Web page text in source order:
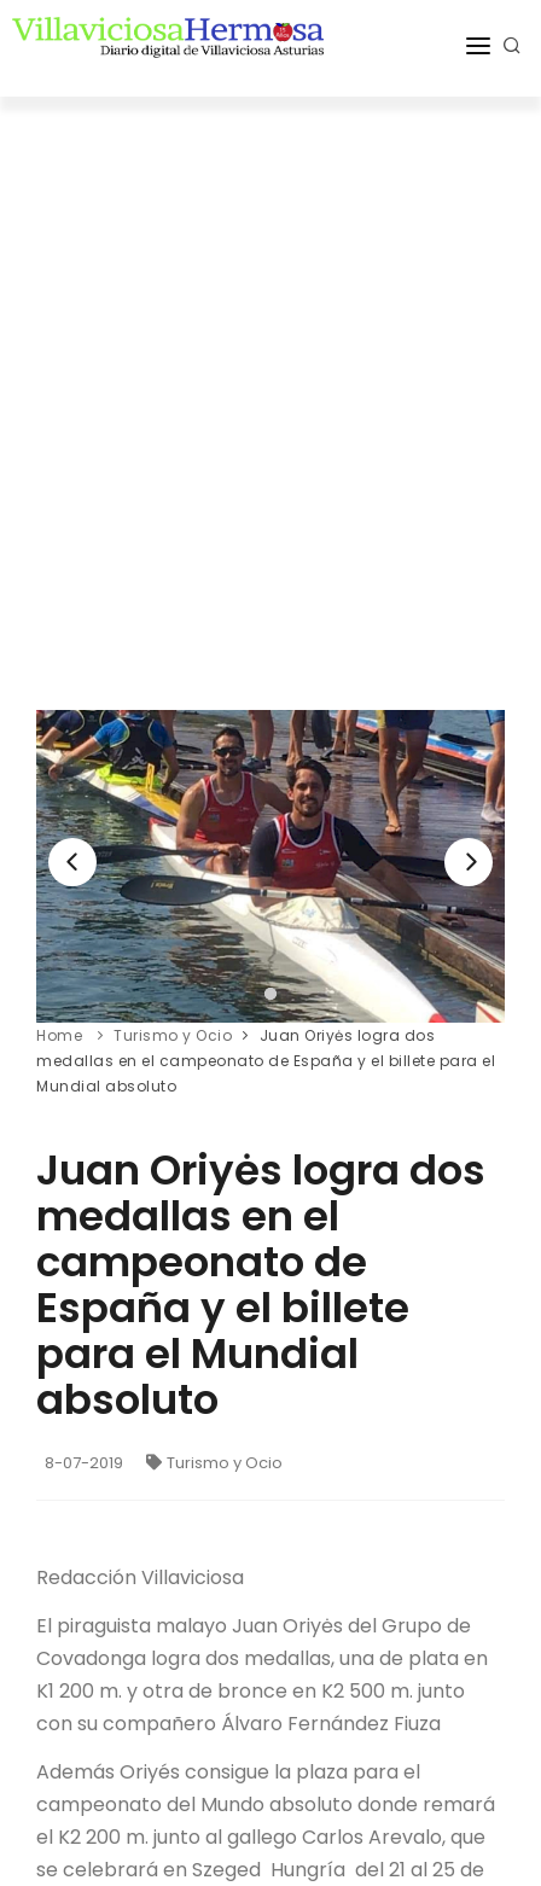
Home Turismo y Ocio
Juan Oriyės logra dos
medallas en el campeonato de España y el billete para el
Mundial absoluto
Juan Oriyės logra dos
medallas en el
campeonato de
España y el billete
para el Mundial
absoluto
8-07-2019 Turismo y Ocio
Redacción Villaviciosa
El piraguista malayo Juan Oriyės del Grupo de
Covadonga logra dos medallas, una de plata en
K1 200 m. y otra de bronce en K2 500 m. junto
con su compañero Álvaro Fernández Fiuza
Además Oriyés consigue la plaza para el
campeonato del Mundo absoluto donde remará
el K2 200 m. junto al gallego Carlos Arevalo, que
se celebrará en Szeged Hungría del 21 al 25 de